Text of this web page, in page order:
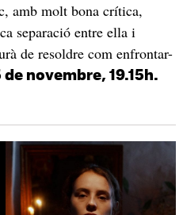
amb molt bona crítica,
separació entre ella i
de resoldre com enfrontar-
de novembre, 19.15h.